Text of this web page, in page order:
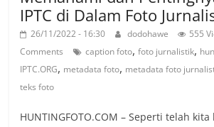
IPTC di Dalam Foto
26/11/2022 - 16:30 dodohawe 555
Comments
caption foto,foto jurnalistik,
IPTC.ORG, metadata foto, metadata foto
teks foto
HUNTINGFOTO.COM – Seperti telah